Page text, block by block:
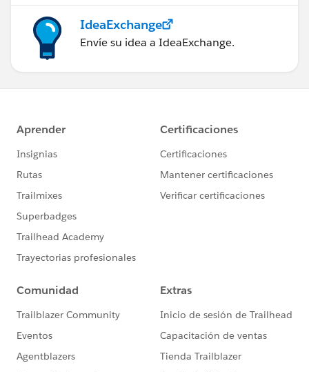
IdeaExchange
Envíe su idea a IdeaExchange.